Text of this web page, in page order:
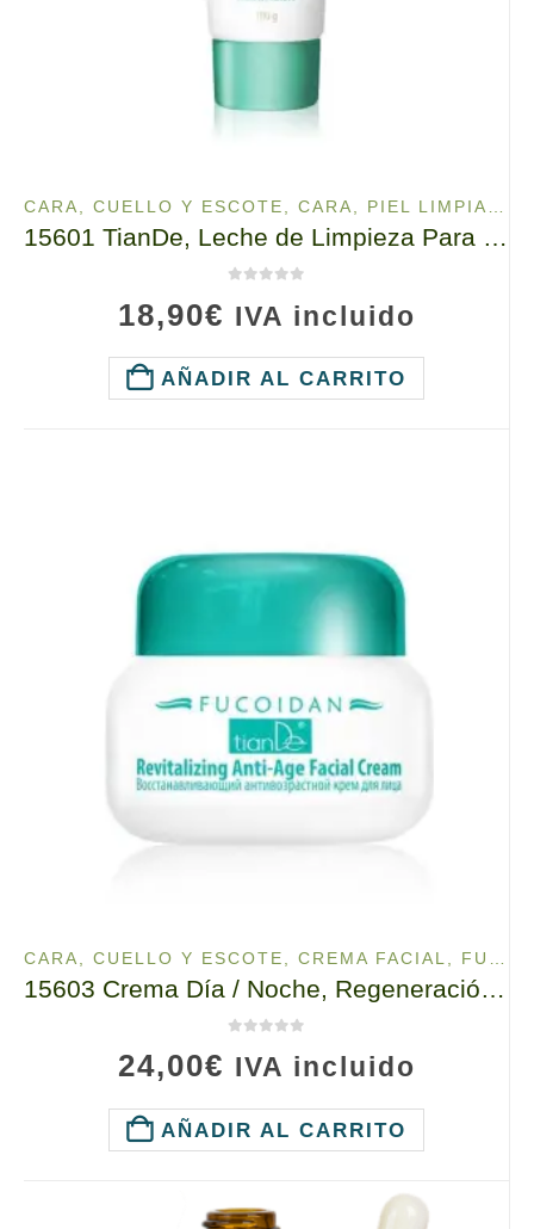
CARA, CUELLO Y ESCOTE CARA, PIEL LIMPIA
15601 TianDe, Leche de Limpieza Para la Cara y el Cuello, Fucoidan 100g, Purificadora – Hidratante
18,90€ IVA incluido
AÑADIR AL CARRITO
CARA, CUELLO Y ESCOTE CREMA FACIAL FUCOIDAN
15603 Crema Día / Noche, Regeneración de la Piel de la Cara, TianDe, 55g
24,00€ IVA incluido
AÑADIR AL CARRITO